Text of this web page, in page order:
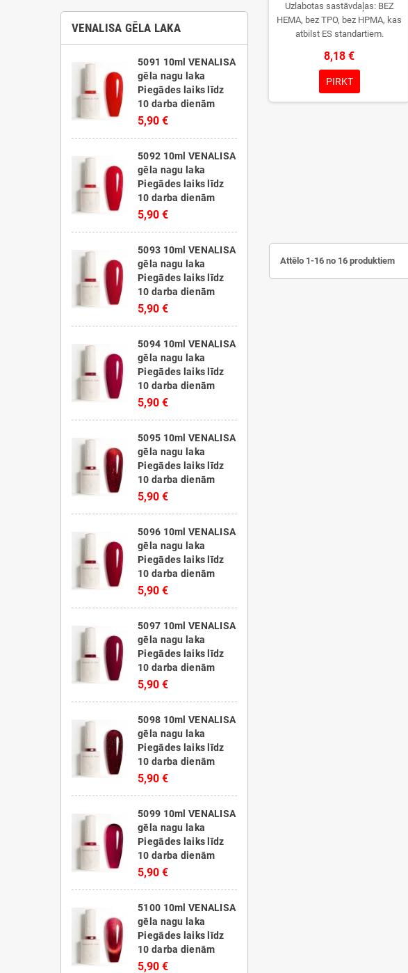
VENALISA GĒLA LAKA
5091 10ml VENALISA
gēla nagu laka
Piegādes laiks līdz
10 darba dienām
5,90 €
5092 10ml VENALISA
gēla nagu laka
Piegādes laiks līdz
10 darba dienām
5,90 €
5093 10ml VENALISA
gēla nagu laka
Piegādes laiks līdz
10 darba dienām
5,90 €
5094 10ml VENALISA
gēla nagu laka
Piegādes laiks līdz
10 darba dienām
5,90 €
5095 10ml VENALISA
gēla nagu laka
Piegādes laiks līdz
10 darba dienām
5,90 €
5096 10ml VENALISA
gēla nagu laka
Piegādes laiks līdz
10 darba dienām
5,90 €
5097 10ml VENALISA
gēla nagu laka
Piegādes laiks līdz
10 darba dienām
5,90 €
5098 10ml VENALISA
gēla nagu laka
Piegādes laiks līdz
10 darba dienām
5,90 €
5099 10ml VENALISA
gēla nagu laka
Piegādes laiks līdz
10 darba dienām
5,90 €
5100 10ml VENALISA
gēla nagu laka
Piegādes laiks līdz
10 darba dienām
5,90 €
Uzlabotas sastāvdaļas: BEZ
HEMA, bez TPO, bez HPMA, kas
atbilst ES standartiem.
8,18 €
PIRKT
Attēlo 1-16 no 16 produktiem